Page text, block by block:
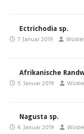
Ectrichodia sp.
7. Januar 2019
Afrikanische
5. Januar 2019
Nagusta sp.
4. Januar 2019